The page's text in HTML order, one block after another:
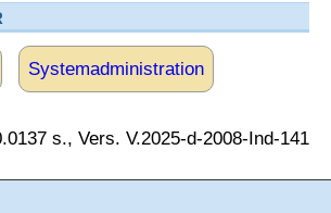
Systemadministration
s., Vers. V.2025-d-2008-Ind-141